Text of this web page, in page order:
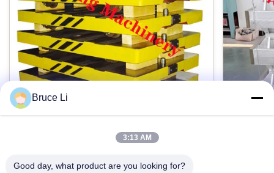
บรรจุภัณฑ์:
กล่องกระดาษ
วัสดุ:
GG25 /GGG50/เหล็กเชื่อม
การตรวจสอบมิติ:
การใช้งาน:
สายการขึ้นรูปแบบขวดแรงดันสูง
Bruce Li
3:13 AM
Good day, what product are you looking for?